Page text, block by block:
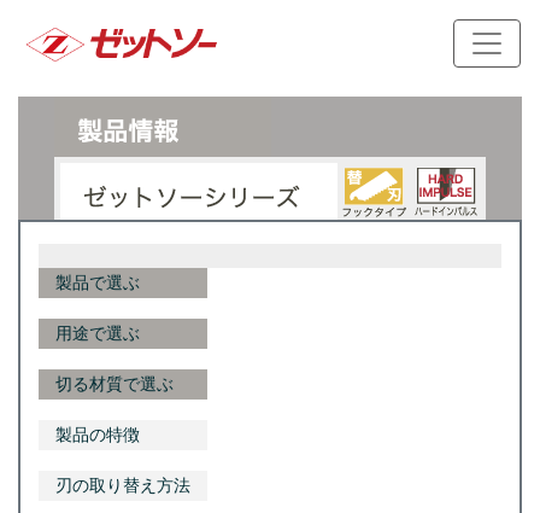
製品で選ぶ
用途で選ぶ
切る材質で選ぶ
製品の特徴
刃の取り替え方法